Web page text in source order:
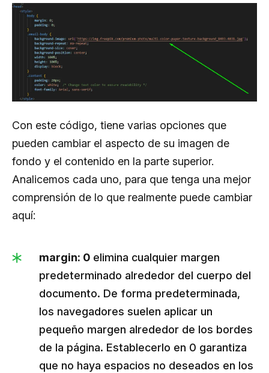
        height: 100%;
        display: block;
    }
    .content {
        padding: 20px;
ensure readability */
        font-family: Arial, sans-serif;
    }
</style>
Con este código, tiene varias opciones que
pueden cambiar el aspecto de su imagen de
fondo y el contenido en la parte superior.
Analicemos cada uno, para que tenga una mejor
comprensión de lo que realmente puede cambiar
aquí:
margin: 0 elimina cualquier margen
predeterminado alrededor del cuerpo del
documento. De forma predeterminada,
los navegadores suelen aplicar un
pequeño margen alrededor de los bordes
de la página. Establecerlo en 0 garantiza
que no haya espacios no deseados en los